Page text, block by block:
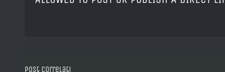
Post correlati